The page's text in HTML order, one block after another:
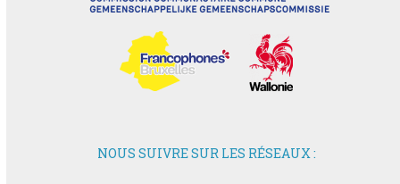
NOUS SUIVRE SUR LES RÉSEAUX :